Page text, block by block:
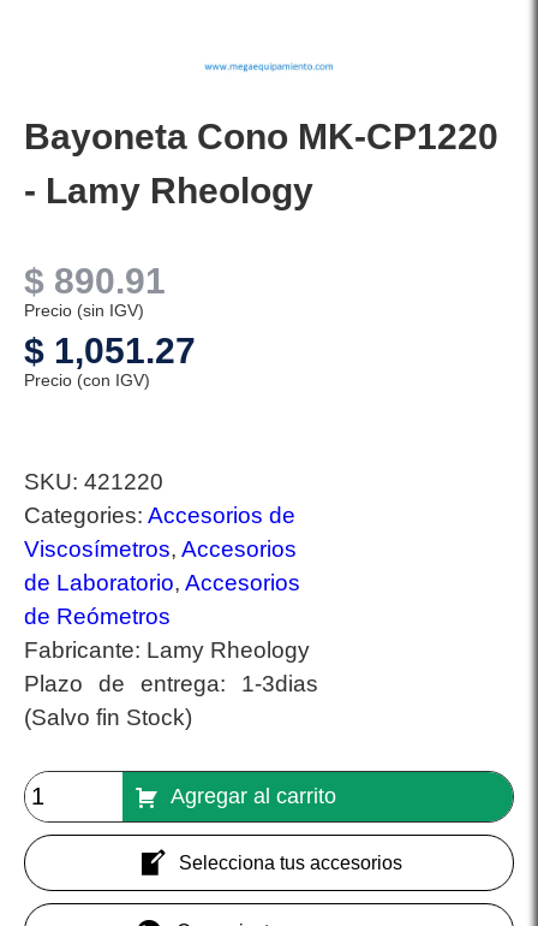
Bayoneta Cono MK-CP1220
- Lamy Rheology
$ 890.91
Precio (sin IGV)
$ 1,051.27
Precio (con IGV)
SKU: 421220
Categories: Accesorios de
Viscosímetros, Accesorios
de Laboratorio, Accesorios
de Reómetros
Fabricante: Lamy Rheology
Plazo de entrega: 1-3dias
(Salvo fin Stock)
Agregar al carrito
Selecciona tus accesorios